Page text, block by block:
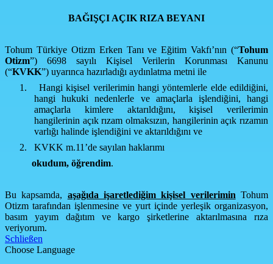
BAĞIŞÇI AÇIK RIZA BEYANI
Tohum Türkiye Otizm Erken Tanı ve Eğitim Vakfı’nın (“Tohum
Otizm”) 6698 sayılı Kişisel Verilerin Korunması Kanunu
(“KVKK”) uyarınca hazırladığı aydınlatma metni ile
1.
Hangi kişisel verilerimin hangi yöntemlerle elde edildiğini,
hangi hukuki nedenlerle ve amaçlarla işlendiğini, hangi
amaçlarla kimlere aktarıldığını, kişisel verilerimin
hangilerinin açık rızam olmaksızın, hangilerinin açık rızamın
varlığı halinde işlendiğini ve aktarıldığını ve
2.
KVKK m.11’de sayılan haklarımı
okudum, öğrendim.
Bu kapsamda, aşağıda işaretlediğim kişisel verilerimin Tohum
Otizm tarafından işlenmesine ve yurt içinde yerleşik organizasyon,
basım yayım dağıtım ve kargo şirketlerine aktarılmasına rıza
veriyorum.
Schließen
Choose Language